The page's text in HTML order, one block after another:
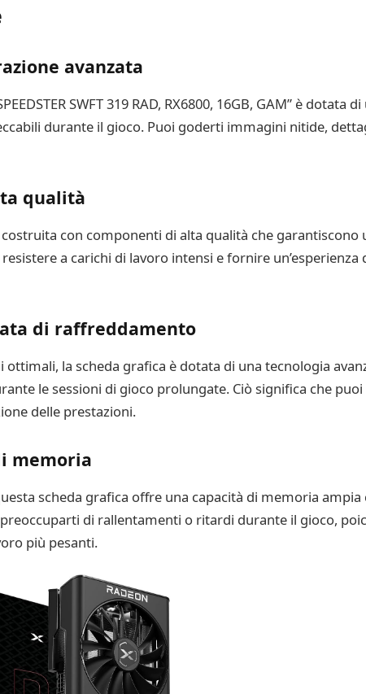
avanzata
SWFT 319 RAD, RX6800, 16GB, GAM” è
durante il gioco. Puoi goderti immagini nitide,
qualità
con componenti di alta qualità che
a carichi di lavoro intensi e fornire
di raffreddamento
ottimali, la scheda grafica è dotata di una tecnologia
le sessioni di gioco prolungate. Ciò significa che
delle prestazioni.
memoria
scheda grafica offre una capacità di memoria
di rallentamenti o ritardi durante il gioco,
più pesanti.